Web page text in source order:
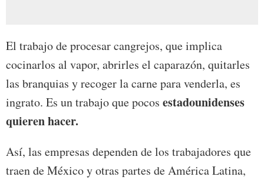
El trabajo de procesar cangrejos, que implica
cocinarlos al vapor, abrirles el caparazón, quitarles
las branquias y recoger la carne para venderla, es
ingrato. Es un trabajo que pocos estadounidenses
quieren hacer.
Así, las empresas dependen de los trabajadores que
traen de México y otras partes de América Latina,